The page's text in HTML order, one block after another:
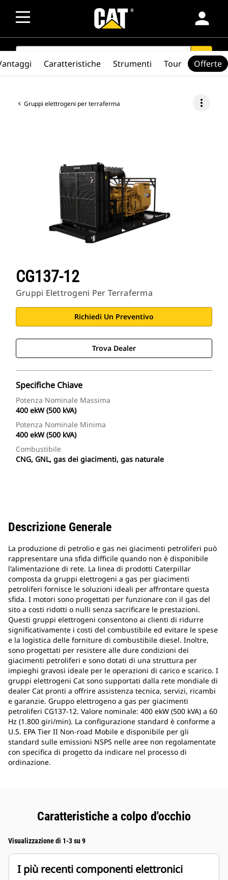
person
SEARCH search
Gruppi elettrogeni per terraferma more_vert
CG137-12
Gruppi Elettrogeni Per Terraferma
Richiedi Un Preventivo
Trova Dealer
Specifiche Chiave
Potenza Nominale Massima
400 ekW (500 kVA)
Potenza Nominale Minima
400 ekW (500 kVA)
Combustibile
CNG, GNL, gas dei giacimenti, gas naturale
Caratteristiche Strumenti Tour Offerte
Descrizione Generale
La produzione di petrolio e gas nei giacimenti petroliferi può
rappresentare una sfida difficile quando non è disponibile
l'alimentazione di rete. La linea di prodotti Caterpillar
composta da gruppi elettrogeni a gas per giacimenti
petroliferi fornisce le soluzioni ideali per affrontare questa
sfida. I motori sono progettati per funzionare con il gas del
sito a costi ridotti o nulli senza sacrificare le prestazioni.
Questi gruppi elettrogeni consentono ai clienti di ridurre
significativamente i costi del combustibile ed evitare le spese
e la logistica delle forniture di combustibile diesel. Inoltre,
sono progettati per resistere alle dure condizioni dei
giacimenti petroliferi e sono dotati di una struttura per
impieghi gravosi ideale per le operazioni di carico e scarico. I
gruppi elettrogeni Cat sono supportati dalla rete mondiale di
dealer Cat pronti a offrire assistenza tecnica, servizi, ricambi
e garanzie. Gruppo elettrogeno a gas per giacimenti
petroliferi CG137-12. Valore nominale: 400 ekW (500 kVA) a 60
Hz (1.800 giri/min). La configurazione standard è conforme a
U.S. EPA Tier II Non-road Mobile e disponibile per gli
standard sulle emissioni NSPS nelle aree non regolamentate
con specifica di progetto da indicare nel processo di
ordinazione.
Caratteristiche a colpo d'occhio
Visualizzazione di 1-3 su 9
I più recenti componenti elettronici